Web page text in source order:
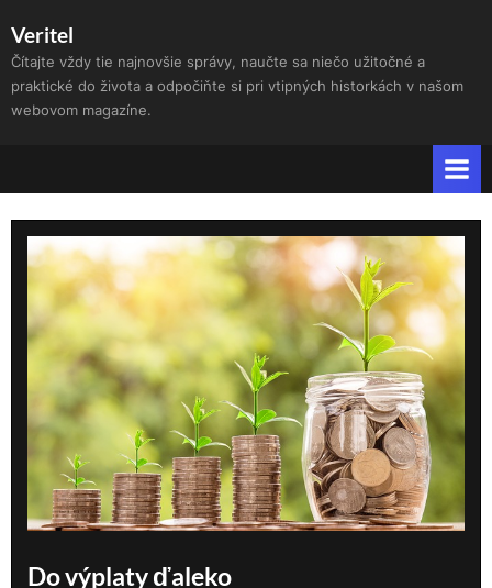
to
content
Veritel
Čítajte vždy tie najnovšie správy, naučte sa niečo užitočné a
praktické do života a odpočiňte si pri vtipných historkách v našom
webovom magazíne.
Do výplaty ďaleko